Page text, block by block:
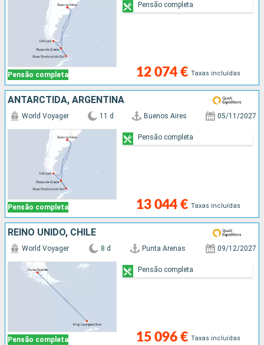
Pensão completa 12 074 € Taxas incluídas
Pensão completa
ANTARCTIDA, ARGENTINA
Pensão completa
World Voyager 11 d Buenos Aires 05/11/2027
13 044 € Taxas incluídas
Pensão completa
REINO UNIDO, CHILE
Pensão completa
World Voyager 8 d Punta Arenas 09/12/2027
15 096 € Taxas incluídas
Pensão completa